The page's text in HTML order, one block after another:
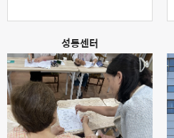
성동센터